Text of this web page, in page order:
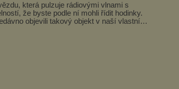
která pulzuje rádiovými vlnami s
že byste podle ní mohli řídit hodinky.
objevili takový objekt v naší vlastní